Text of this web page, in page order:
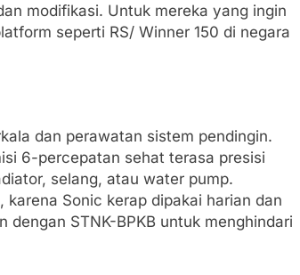
modifikasi. Untuk mereka yang ingin
seperti RS/ Winner 150 di negara
dan perawatan sistem pendingin.
6-percepatan sehat terasa presisi
selang, atau water pump.
Sonic kerap dipakai harian dan
STNK-BPKB untuk menghindari